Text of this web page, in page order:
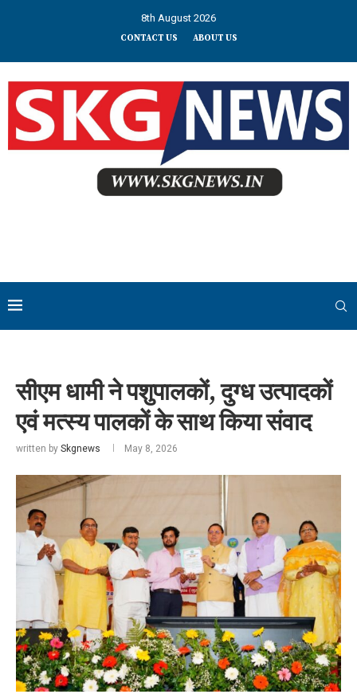
8th August 2026
CONTACT US ABOUT US
सीएम धामी ने पशुपालकों, दुग्ध उत्पादकों
एवं मत्स्य पालकों के साथ किया संवाद
written by Skgnews May 8, 2026